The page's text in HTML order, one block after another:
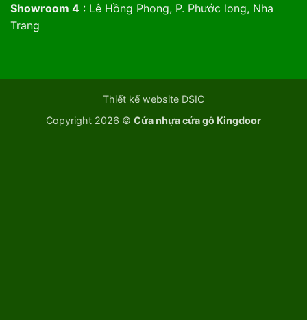
Showroom 4: Lê Hồng Phong, P. Phước long, Nha
Trang
Thiết kế website DSIC
Copyright 2026 © Cửa nhựa cửa gỗ Kingdoor